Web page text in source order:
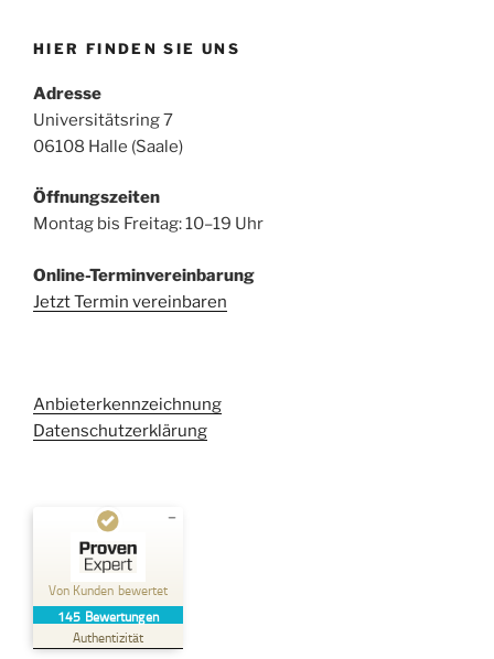
HIER FINDEN SIE UNS
Adresse
Universitätsring 7
06108 Halle (Saale)
Öffnungszeiten
Montag bis Freitag: 10–19 Uhr
Online-Terminvereinbarung
Jetzt Termin vereinbaren
Anbieterkennzeichnung
Datenschutzerklärung
Von Kunden bewertet
145 Bewertungen
Authentizität
Kundenbewertungen und Erfahrungen zu
Kehl Rechtsanwaltsgesellschaft mbH
SEHR GUT